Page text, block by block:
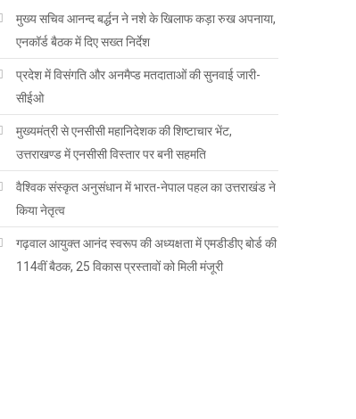
मुख्य सचिव आनन्द बर्द्धन ने नशे के खिलाफ कड़ा रुख अपनाया,
एनकॉर्ड बैठक में दिए सख्त निर्देश
प्रदेश में विसंगति और अनमैप्ड मतदाताओं की सुनवाई जारी-
सीईओ
मुख्यमंत्री से एनसीसी महानिदेशक की शिष्टाचार भेंट,
उत्तराखण्ड में एनसीसी विस्तार पर बनी सहमति
वैश्विक संस्कृत अनुसंधान में भारत-नेपाल पहल का उत्तराखंड ने
किया नेतृत्व
गढ़वाल आयुक्त आनंद स्वरूप की अध्यक्षता में एमडीडीए बोर्ड की
114वीं बैठक, 25 विकास प्रस्तावों को मिली मंजूरी